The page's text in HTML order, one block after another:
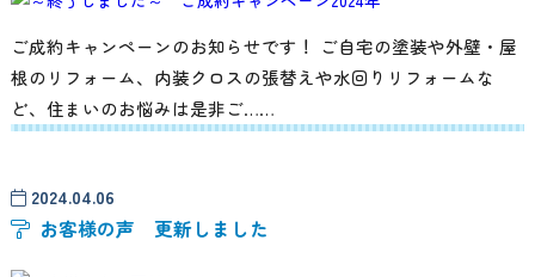
ご成約キャンペーンのお知らせです！ ご自宅の塗装や外壁・屋
根のリフォーム、内装クロスの張替えや水回りリフォームな
ど、住まいのお悩みは是非ご……
2024.04.06
お客様の声 更新しました